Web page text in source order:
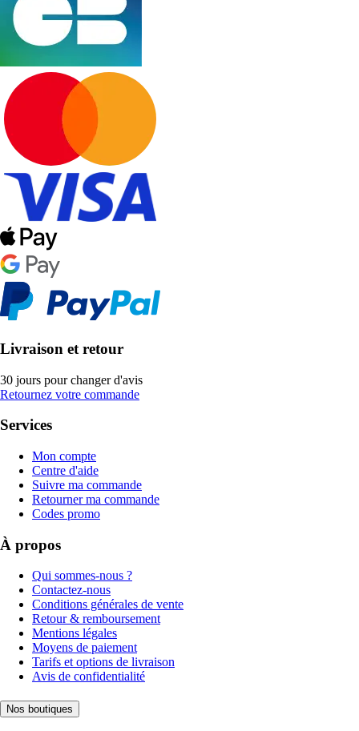
Livraison et retour
30 jours pour changer d'avis
Retournez votre commande
Services
Mon compte
Centre d'aide
Suivre ma commande
Retourner ma commande
Codes promo
À propos
Qui sommes-nous ?
Contactez-nous
Conditions générales de vente
Retour & remboursement
Mentions légales
Moyens de paiement
Tarifs et options de livraison
Avis de confidentialité
Nos boutiques